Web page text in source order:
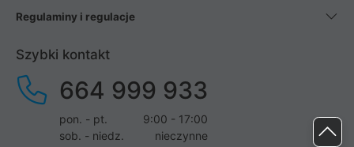
Regulaminy i regulacje
Szybki kontakt
664 999 933
pon. - pt.
9:00 - 17:00
sob. - niedz.
nieczynne